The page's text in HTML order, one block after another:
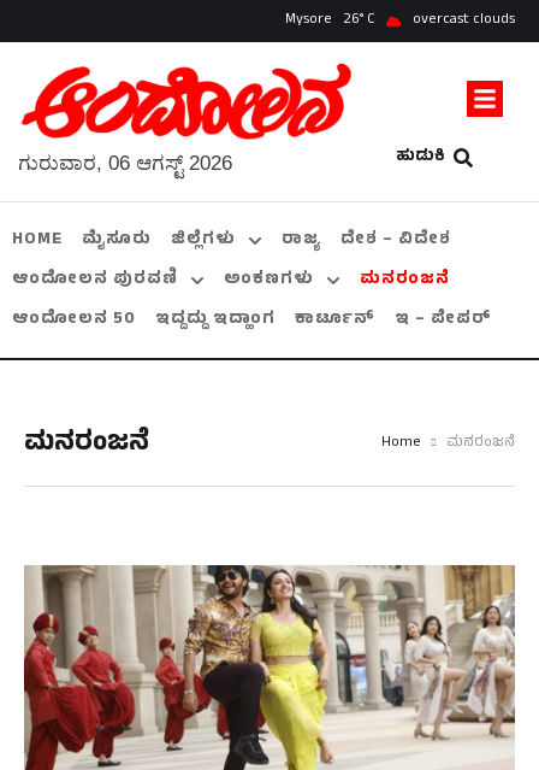
Mysore 26 overcast clouds
ಹುಡುಕಿ
ಗುರುವಾರ, 06 ಆಗಸ್ಟ್ 2026
HOME ಮೈಸೂರು ಜಿಲ್ಲೆಗಳು ರಾಜ್ಯ
ದೇಶ – ವಿದೇಶ
ಆಂದೋಲನ ಪುರವಣಿ
ಅಂಕಣಗಳು
ಮನರಂಜನೆ
ಆಂದೋಲನ 50
ಇದ್ದದ್ದು ಇದ್ಹಾಂಗ ಕಾರ್ಟೂನ್ ಇ – ಪೇಪರ್
ಮನರಂಜನೆ Home ಮನರಂಜನೆ